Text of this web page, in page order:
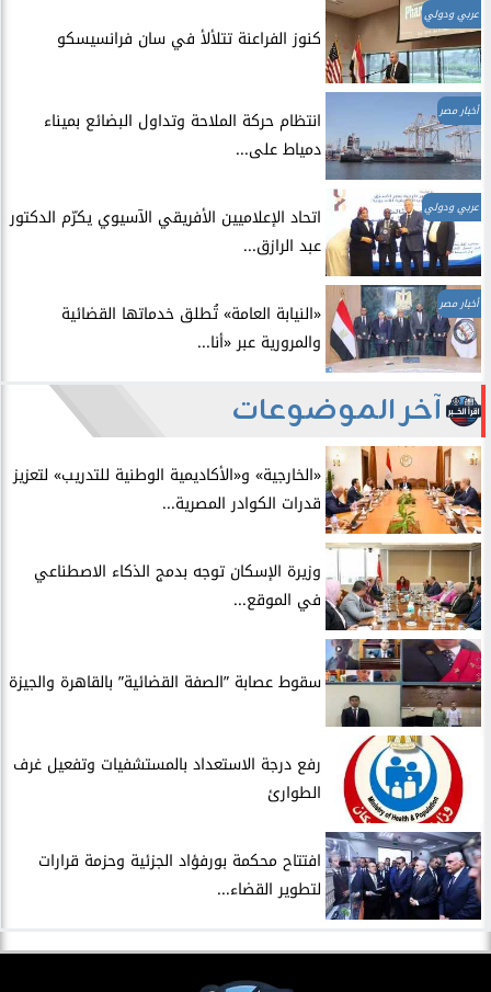
عربي ودولي
​كنوز الفراعنة تتلألأ في سان فرانسيسكو
أخبار مصر
انتظام حركة الملاحة وتداول البضائع بميناء
دمياط على...
عربي ودولي
اتحاد الإعلاميين الأفريقي الآسيوي يكرّم الدكتور
عبد الرازق...
أخبار مصر
​«النيابة العامة» تُطلق خدماتها القضائية
والمرورية عبر «أنا...
آخر الموضوعات
​«الخارجية» و«الأكاديمية الوطنية للتدريب» لتعزيز
قدرات الكوادر المصرية...
​وزيرة الإسكان توجه بدمج الذكاء الاصطناعي
في الموقع...
سقوط عصابة ”الصفة القضائية” بالقاهرة والجيزة
​رفع درجة الاستعداد بالمستشفيات وتفعيل غرف
الطوارئ
افتتاح محكمة بورفؤاد الجزئية وحزمة قرارات
لتطوير القضاء...